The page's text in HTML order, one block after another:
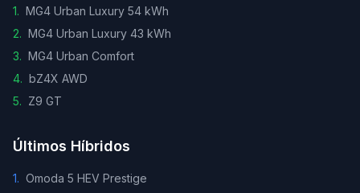
1. MG4 Urban Luxury 54 kWh
2. MG4 Urban Luxury 43 kWh
3. MG4 Urban Comfort
4. bZ4X AWD
5. Z9 GT
Últimos Híbridos
1. Omoda 5 HEV Prestige